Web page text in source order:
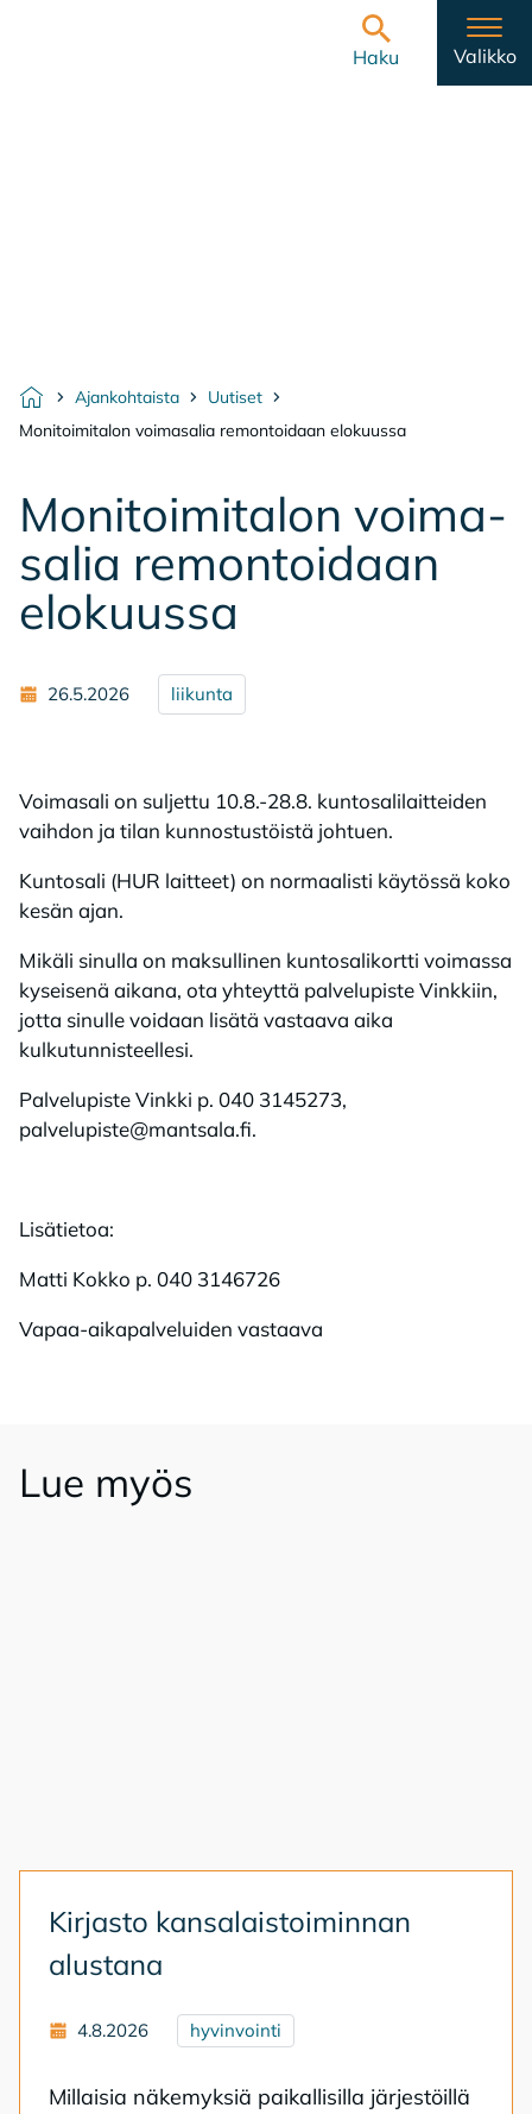
Haku
Valikko
Etusivu
Ajankohtaista
Uutiset
Monitoimitalon voimasalia remontoidaan elokuussa
Mo­ni­toi­mi­ta­lon voi­ma­
sa­lia re­mon­toi­daan
elo­kuus­sa
26.5.2026 liikunta
Voimasali on suljettu 10.8.-28.8. kuntosalilaitteiden
vaihdon ja tilan kunnostustöistä johtuen.
Kuntosali (HUR laitteet) on normaalisti käytössä koko
kesän ajan.
Mikäli sinulla on maksullinen kuntosalikortti voimassa
kyseisenä aikana, ota yhteyttä palvelupiste Vinkkiin,
jotta sinulle voidaan lisätä vastaava aika
kulkutunnisteellesi.
Palvelupiste Vinkki p. 040 3145273,
palvelupiste@mantsala.fi.
Lisätietoa:
Matti Kokko p. 040 3146726
Vapaa-aikapalveluiden vastaava
Lue myös
Kir­jas­to kan­sa­lais­toi­min­nan
alus­ta­na
4.8.2026 hyvinvointi
Mil­lai­sia nä­ke­myk­siä pai­kal­li­sil­la jär­jes­töil­lä